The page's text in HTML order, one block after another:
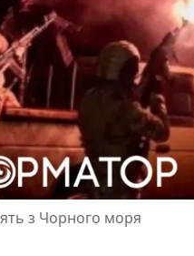
з Чорного моря